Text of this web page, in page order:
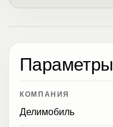
Параметры
КОМПАНИЯ
Делимобиль